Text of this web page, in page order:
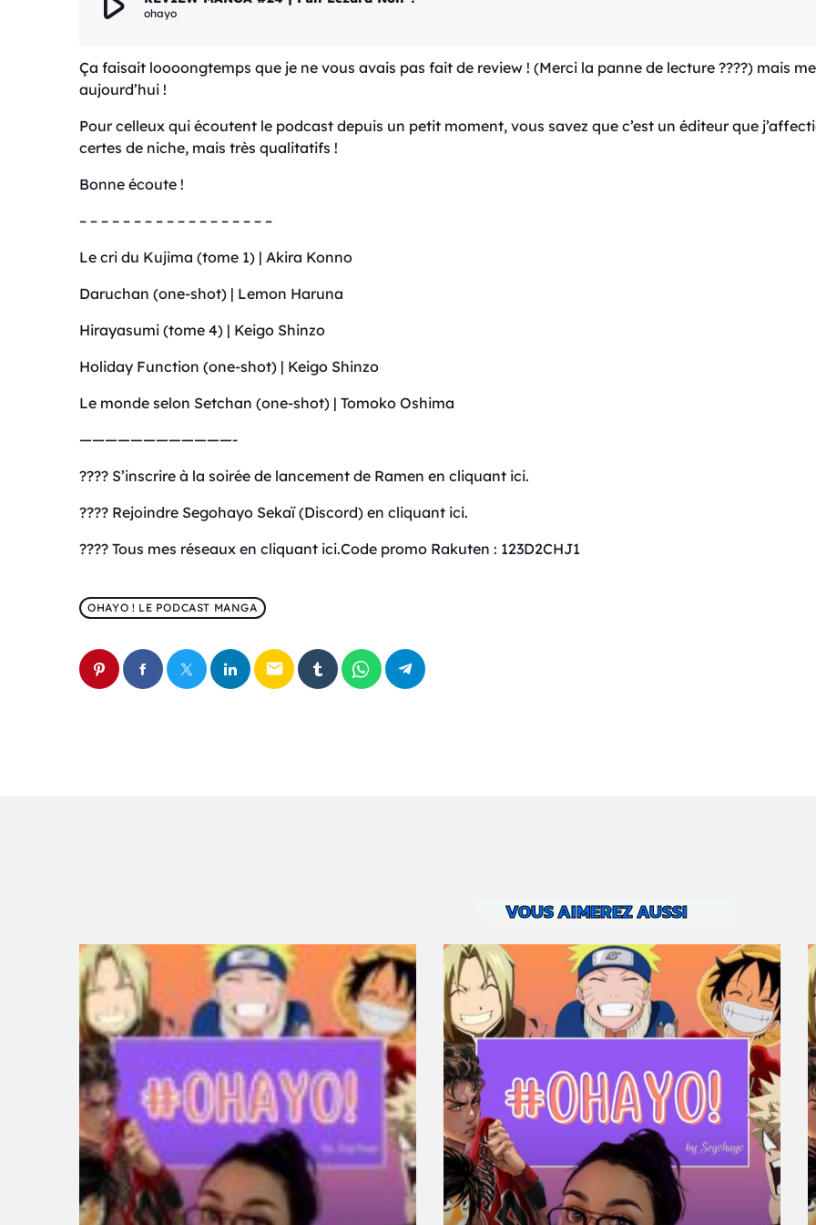
ohayo
Ça faisait loooongtemps que je ne vous avais pas fait de review ! (Merci la panne de lecture ????) mais
aujourd’hui !
Pour celleux qui écoutent le podcast depuis un petit moment, vous savez que c’est un éditeur que
certes de niche, mais très qualitatifs !
Bonne écoute !
– – – – – – – – – – – – – – – – – –
Le cri du Kujima (tome 1) | Akira Konno
Daruchan (one-shot) | Lemon Haruna
Hirayasumi (tome 4) | Keigo Shinzo
Holiday Function (one-shot) | Keigo Shinzo
Le monde selon Setchan (one-shot) | Tomoko Oshima
————————————-
???? S’inscrire à la soirée de lancement de Ramen en cliquant ⁠ici⁠.
???? Rejoindre Segohayo Sekaï (Discord) en cliquant ⁠⁠⁠⁠⁠⁠⁠⁠⁠⁠⁠ici⁠⁠⁠⁠⁠⁠⁠⁠⁠⁠⁠.
???? Tous mes réseaux en cliquant ⁠⁠⁠⁠⁠⁠⁠⁠⁠⁠⁠⁠⁠⁠⁠⁠⁠⁠⁠⁠⁠⁠⁠⁠⁠⁠⁠⁠⁠⁠⁠⁠⁠⁠⁠ici⁠⁠⁠⁠⁠⁠⁠⁠⁠⁠⁠⁠⁠⁠⁠⁠⁠⁠⁠⁠⁠⁠⁠⁠⁠⁠⁠⁠⁠⁠⁠⁠⁠⁠⁠.Code promo Rakuten : 123D2CHJ1
OHAYO ! LE PODCAST MANGA
email
VOUS AIMEREZ AUSSI